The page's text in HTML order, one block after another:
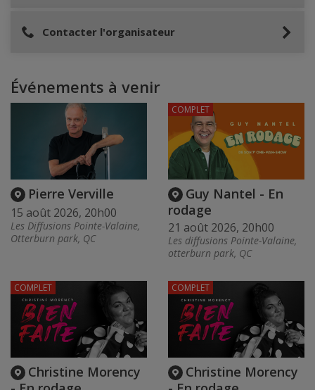
Contacter l'organisateur
Événements à venir
Pierre Verville
15 août 2026, 20h00
Les Diffusions Pointe-Valaine,
Otterburn park, QC
Guy Nantel - En
rodage
21 août 2026, 20h00
Les diffusions Pointe-Valaine,
otterburn park, QC
COMPLET
Christine Morency
COMPLET
Christine Morency
COMPLET